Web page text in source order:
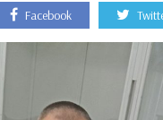
Facebook